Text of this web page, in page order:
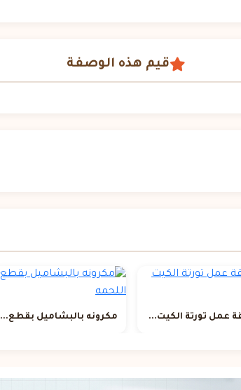
قيم هذه الوصفة
عمل تورتة الكيت...
مكرونه بالبشاميل بقطع...